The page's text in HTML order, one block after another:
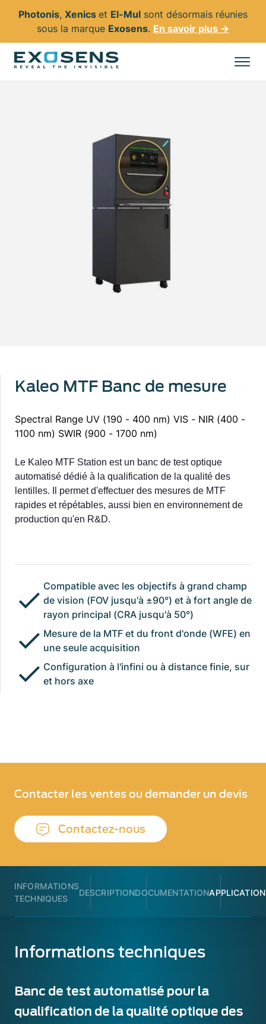
Aller
Photonis, Xenics et El-Mul sont désormais réunies
sous la marque Exosens. En savoir plus →
Tous les produits
Kaleo MTF Banc de mesure
Spectral Range UV (190 - 400 nm) VIS - NIR (400 -
1100 nm) SWIR (900 - 1700 nm)
Le Kaleo MTF Station est un banc de test optique
automatisé dédié à la qualification de la qualité des
lentilles. Il permet d'effectuer des mesures de MTF
rapides et répétables, aussi bien en environnement de
production qu'en R&D.
Compatible avec les objectifs à grand champ
de vision (FOV jusqu'à ±90°) et à fort angle de
rayon principal (CRA jusqu'à 50°)
Mesure de la MTF et du front d'onde (WFE) en
une seule acquisition
Configuration à l'infini ou à distance finie, sur
et hors axe
Contacter les ventes ou demander un devis
Contactez-nous
INFORMATIONS
TECHNIQUES
DESCRIPTIONDOCUMENTATION
Informations techniques
Banc de test automatisé pour la
qualification de la qualité optique des